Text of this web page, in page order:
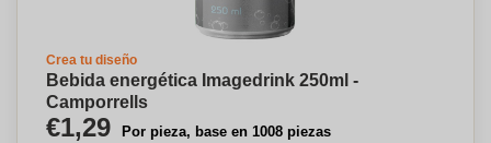
Crea tu diseño
Bebida energética Imagedrink 250ml -
Camporrells
€1,29 Por pieza, base en 1008 piezas